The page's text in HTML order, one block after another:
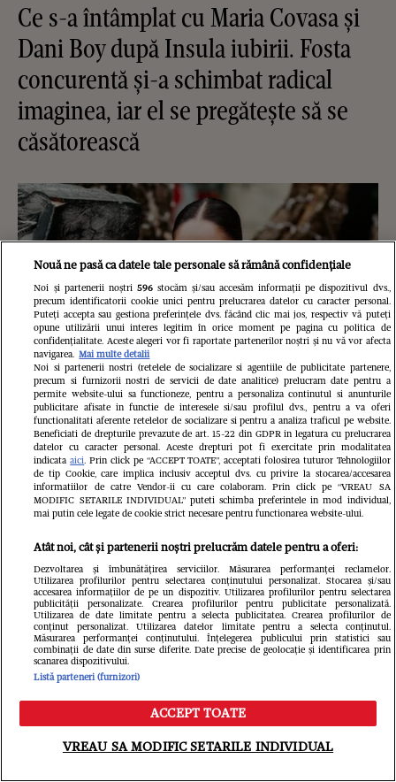
Ce s-a întâmplat cu Maria Covasa și
Dani Boy după Insula iubirii. Fosta
concurentă și-a schimbat radical
imaginea, iar el se pregătește să se
căsătorească
Când începe Asia Express 2026.
Antena 1 a anunțat data oficială a
noului sezon filmat în Uzbekistan și
China/ Detalii din culise
FANATIK.RO
Tragedie în familia antrenorului
Meniu Caută
Nouă ne pasă ca datele tale personale să rămână confidențiale
Noi și partenerii noștri 596stocăm și/sau accesăm informații pe dispozitivul dvs.,
precum identificatorii cookie unici pentru prelucrarea datelor cu caracter personal.
Puteți accepta sau gestiona preferințele dvs. făcând clic mai jos, respectiv vă puteți
opune utilizării unui interes legitim în orice moment pe pagina cu politica de
confidențialitate. Aceste alegeri vor fi raportate partenerilor noștri și nu vă vor afecta
navigarea. Mai multe detalii
Noi si partenerii nostri (retelele de socializare si agentiile de publicitate partenere,
precum si furnizorii nostri de servicii de date analitice) prelucram date pentru a
permite website-ului sa functioneze, pentru a personaliza continutul si anunturile
publicitare afisate in functie de interesele si/sau profilul dvs., pentru a va oferi
functionalitati aferente retelelor de socializare si pentru a analiza traficul pe website.
Beneficiati de drepturile prevazute de art. 15-22 din GDPR in legatura cu prelucrarea
datelor cu caracter personal. Aceste drepturi pot fi exercitate prin modalitatea
indicataaici. Prin click pe “ACCEPT TOATE”, acceptati folosirea tuturor Tehnologiilor
de tip Cookie, care implica inclusiv acceptul dvs. cu privire la stocarea/accesarea
informatiilor de catre Vendor-ii cu care colaboram. Prin click pe “VREAU SA
MODIFIC SETARILE INDIVIDUAL” puteti schimba preferintele in mod individual,
mai putin cele legate de cookie strict necesare pentru functionarea website-ului.
Atât noi, cât și partenerii noștri prelucrăm datele pentru a oferi:
Dezvoltarea și îmbunătățirea serviciilor. Măsurarea performanței reclamelor.
Utilizarea profilurilor pentru selectarea conținutului personalizat. Stocarea și/sau
accesarea informațiilor de pe un dispozitiv. Utilizarea profilurilor pentru selectarea
publicității personalizate. Crearea profilurilor pentru publicitate personalizată.
Utilizarea de date limitate pentru a selecta publicitatea. Crearea profilurilor de
conținut personalizat. Utilizarea datelor limitate pentru a selecta conținutul.
Măsurarea performanței conținutului. Înțelegerea publicului prin statistici sau
combinații de date din surse diferite. Date precise de geolocație și identificarea prin
scanarea dispozitivului.
Listă parteneri (furnizori)
ACCEPT TOATE
VREAU SA MODIFIC SETARILE INDIVIDUAL